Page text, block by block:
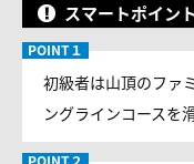
スマートポイント
初級者は山頂のファ
ングラインコースを滑